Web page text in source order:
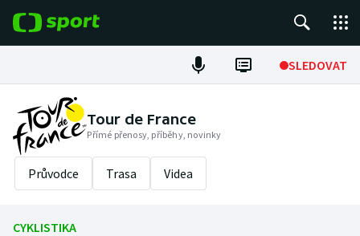
SLEDOVAT
Fotbal
Hokej
Tenis
Tour de France
Přímé přenosy, příběhy, novinky
Průvodce Trasa Videa
CYKLISTIKA